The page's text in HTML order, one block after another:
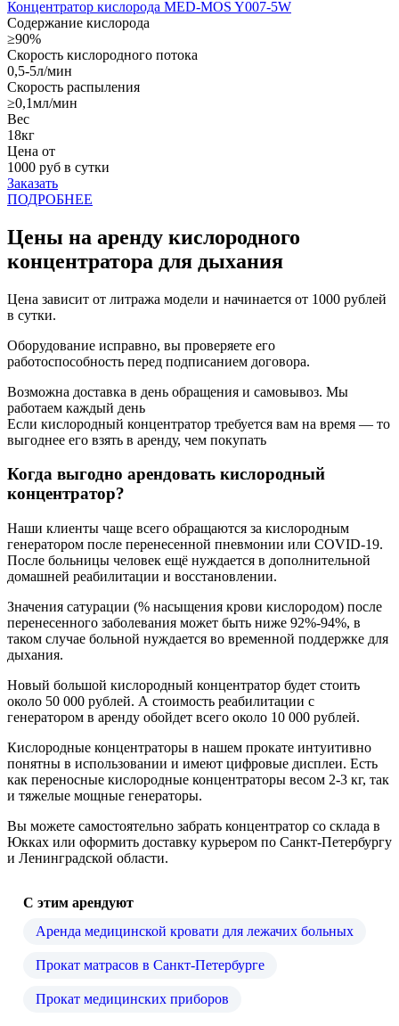
Концентратор кислорода MED-MOS Y007-5W
Содержание кислорода
≥90%
Скорость кислородного потока
0,5-5л/мин
Скорость распыления
≥0,1мл/мин
Вес
18кг
Цена от
1000 руб в сутки
Заказать
ПОДРОБНЕЕ
Цены на аренду кислородного
концентратора для дыхания
Цена зависит от литража модели и начинается от 1000 рублей
в сутки.
Оборудование исправно, вы проверяете его
работоспособность перед подписанием договора.
Возможна доставка в день обращения и самовывоз. Мы
работаем каждый день
Если кислородный концентратор требуется вам на время — то
выгоднее его взять в аренду, чем покупать
Когда выгодно арендовать кислородный
концентратор?
Наши клиенты чаще всего обращаются за кислородным
генератором после перенесенной пневмонии или COVID-19.
После больницы человек ещё нуждается в дополнительной
домашней реабилитации и восстановлении.
Значения сатурации (% насыщения крови кислородом) после
перенесенного заболевания может быть ниже 92%-94%, в
таком случае больной нуждается во временной поддержке для
дыхания.
Новый большой кислородный концентратор будет стоить
около 50 000 рублей. А стоимость реабилитации с
генератором в аренду обойдет всего около 10 000 рублей.
Кислородные концентраторы в нашем прокате интуитивно
понятны в использовании и имеют цифровые дисплеи. Есть
как переносные кислородные концентраторы весом 2-3 кг, так
и тяжелые мощные генераторы.
Вы можете самостоятельно забрать концентратор со склада в
Юкках или оформить доставку курьером по Санкт-Петербургу
и Ленинградской области.
С этим арендуют
Аренда медицинской кровати для лежачих больных
Прокат матрасов в Санкт-Петербурге
Прокат медицинских приборов